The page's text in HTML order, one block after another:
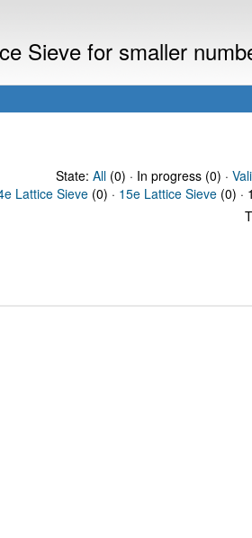
Sieve for smaller
State: All(0) · In progress (0) ·
Lattice Sieve (0) · 15e Lattice Sieve (0) ·